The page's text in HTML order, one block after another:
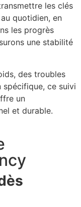
les clés
quotidien, en
les progrès
une stabilité
des troubles
ce suivi
un
et durable.